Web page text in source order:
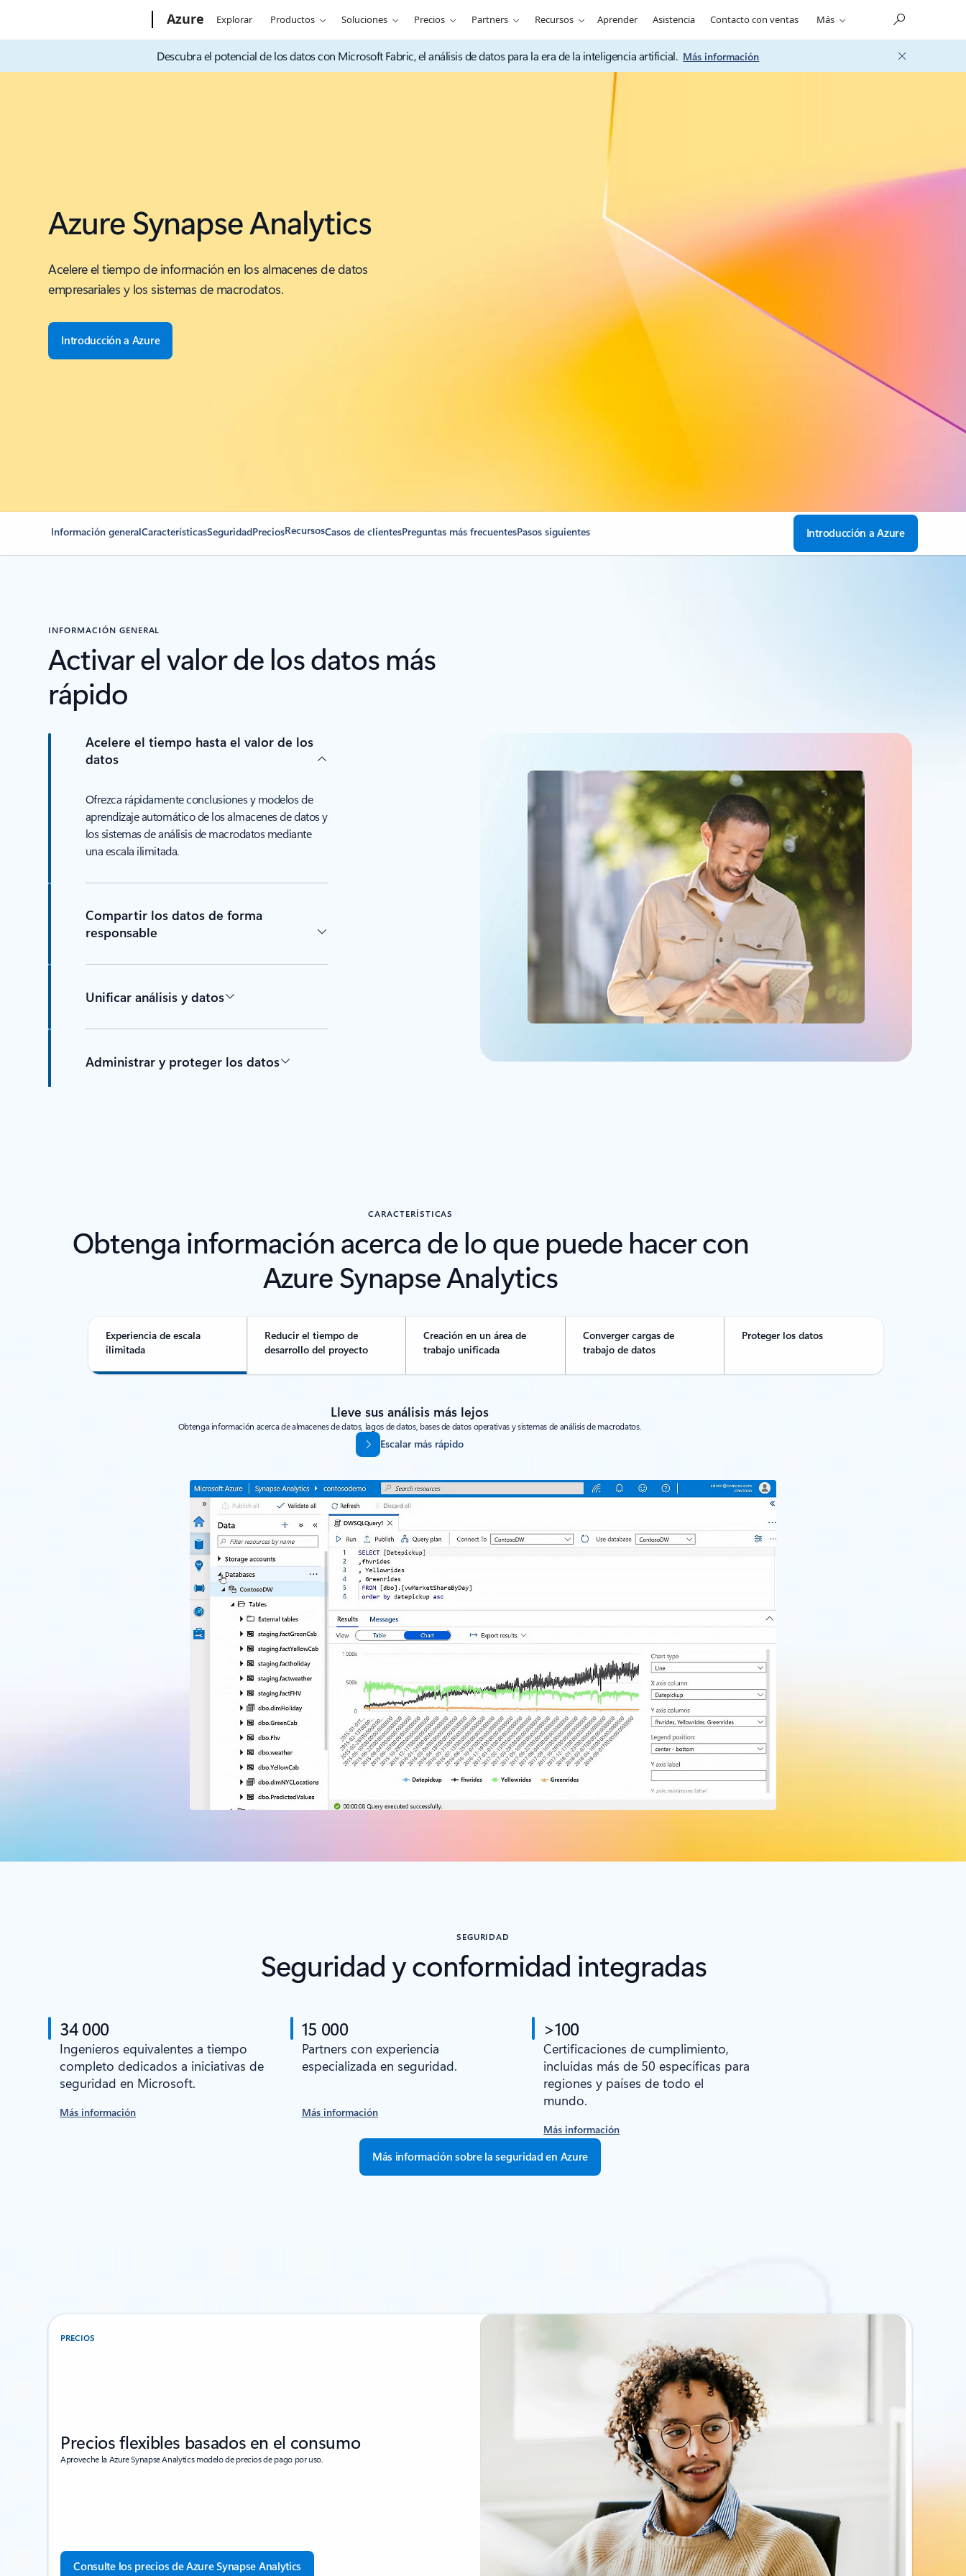
Azure Explorar Productos Soluciones Precios Partners Recursos Aprender Asistencia Contacto con ventas Más
Descubra el potencial de los datos con Microsoft Fabric, el análisis de datos para la era de la inteligencia artificial. Más información
Azure Synapse Analytics
Acelere el tiempo de información en los almacenes de datos
empresariales y los sistemas de macrodatos.
Introducción a Azure
Información generalCaracterísticasSeguridadPreciosRecursosCasos de clientesPreguntas más frecuentesPasos siguientes Introducción a Azure
INFORMACIÓN GENERAL
Activar el valor de los datos más
rápido
Acelere el tiempo hasta el valor de los
datos
Ofrezca rápidamente conclusiones y modelos de
aprendizaje automático de los almacenes de datos y
los sistemas de análisis de macrodatos mediante
una escala ilimitada.
Compartir los datos de forma
responsable
Unificar análisis y datos
Administrar y proteger los datos
CARACTERÍSTICAS
Obtenga información acerca de lo que puede hacer con
Azure Synapse Analytics
Experiencia de escala
ilimitada
Reducir el tiempo de
desarrollo del proyecto
Creación en un área de
trabajo unificada
Converger cargas de
trabajo de datos
Proteger los datos
Lleve sus análisis más lejos
Obtenga información acerca de almacenes de datos, lagos de datos, bases de datos operativas y sistemas de análisis de macrodatos.
Escalar más rápido
SEGURIDAD
Seguridad y conformidad integradas
34 000
Ingenieros equivalentes a tiempo
completo dedicados a iniciativas de
seguridad en Microsoft.
Más información
15 000
Partners con experiencia
especializada en seguridad.
Más información
>100
Certificaciones de cumplimiento,
incluidas más de 50 específicas para
regiones y países de todo el
mundo.
Más información
Más información sobre la seguridad en Azure
PRECIOS
Precios flexibles basados en el consumo
Aproveche la Azure Synapse Analytics modelo de precios de pago por uso.
Consulte los precios de Azure Synapse Analytics